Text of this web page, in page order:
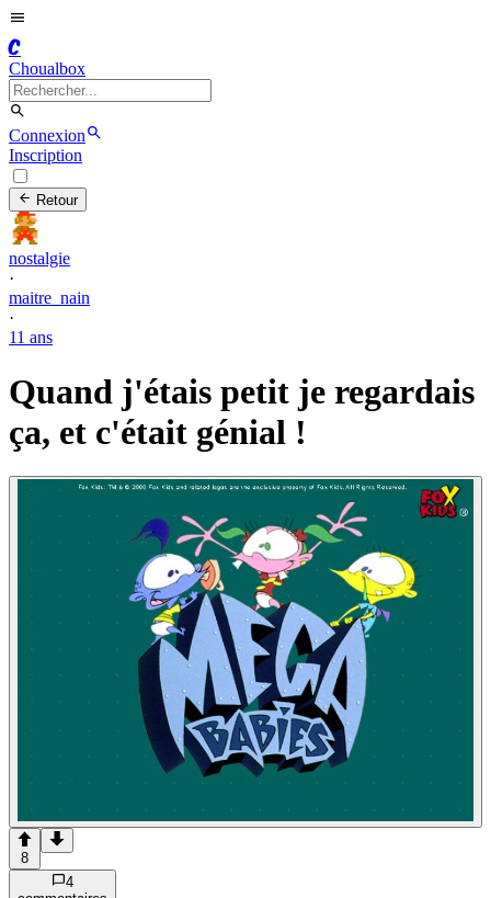
C
Choualbox
Connexion
Inscription
Retour
nostalgie
·
maitre_nain
·
11 ans
Quand j'étais petit je regardais
ça, et c'était génial !
8
4